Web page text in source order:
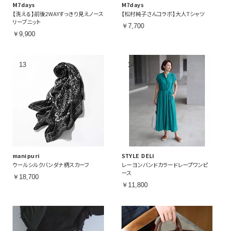
M7days
【洗える】前後2WAYすっきり見えノース
リーブニット
￥9,900
M7days
【松村純子さんコラボ】大人Tシャツ
￥7,700
manipuri
ウールシルクバンダナ柄スカーフ
￥18,700
STYLE DELI
レーヨンバンドカラードレープワンピ
ース
￥11,800